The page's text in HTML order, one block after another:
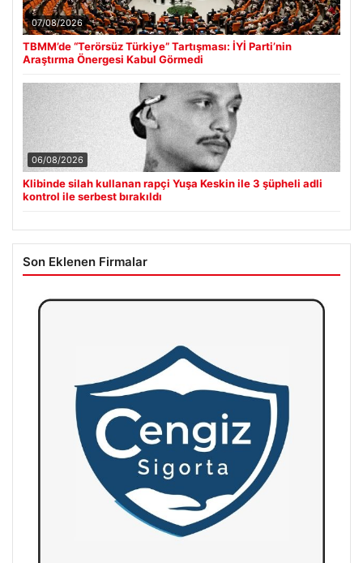
07/08/2026
TBMM’de “Terörsüz Türkiye” Tartışması: İYİ Parti’nin
Araştırma Önergesi Kabul Görmedi
06/08/2026
Klibinde silah kullanan rapçi Yuşa Keskin ile 3 şüpheli adli
kontrol ile serbest bırakıldı
Son Eklenen Firmalar